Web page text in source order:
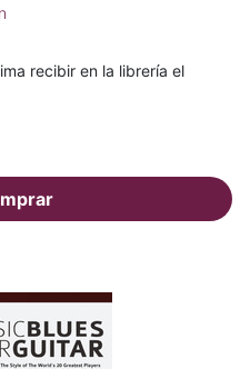
recibir en la librería el